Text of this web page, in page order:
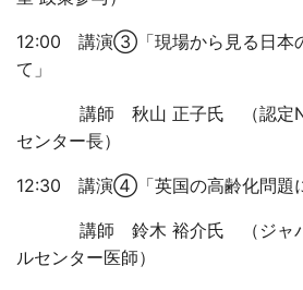
12:00 講演③「現場から見る日本
て」
講師 秋山 正子氏 （認定
センター長）
12:30 講演④「英国の高齢化問題
講師 鈴木 裕介氏 （ジャパ
ルセンター医師）